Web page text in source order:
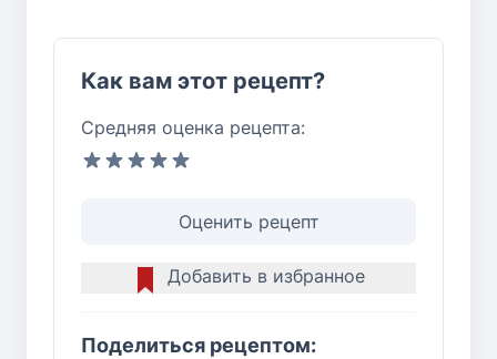
Как вам этот рецепт?
Средняя оценка рецепта:
Оценить рецепт
Добавить в избранное
Поделиться рецептом: